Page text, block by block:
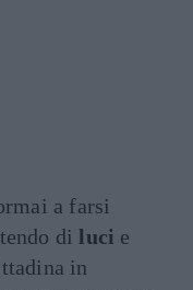
a farsi
di luci e
in